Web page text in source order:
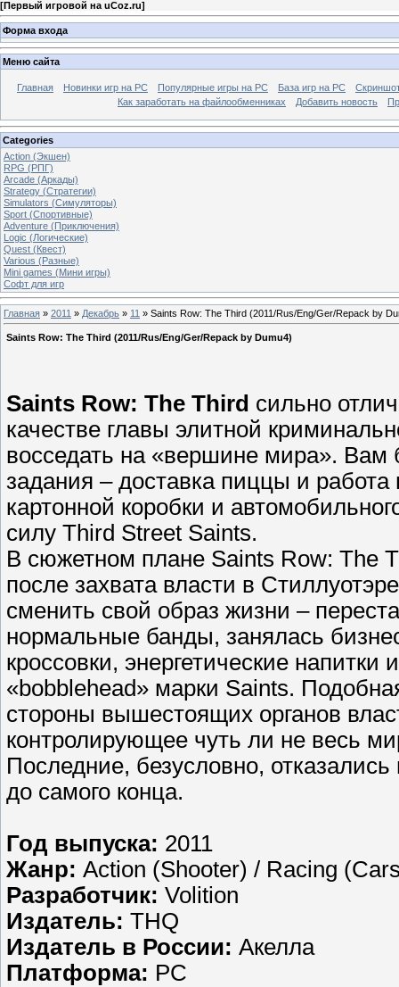
[Первый игровой на uCoz.ru]
Форма входа
Меню сайта
Главная Новинки игр на PC Популярные игры на PC База игр на РС
Как заработать на файлообменниках
Добавить новость
Categories
Action (Экшен)
RPG (РПГ)
Arcade (Аркады)
Strategy (Стратегии)
Simulators (Симуляторы)
Sport (Спортивные)
Adventure (Приключения)
Logic (Логические)
Quest (Квест)
Various (Разные)
Mini games (Мини игры)
Софт для игр
Главная » 2011 » Декабрь » 11 » Saints Row: The Third (2011/Rus/Eng/Ger/Repack by
Saints Row: The Third (2011/Rus/Eng/Ger/Repack by Dumu4)
Saints Row: The Third сильно
качестве главы элитной
восседать на «вершине мира». Вам
задания – доставка пиццы и
картонной коробки и
силу Third Street Saints.
В сюжетном плане Saints Row: The
после захвата власти в
сменить свой образ жизни –
нормальные банды, занялась
кроссовки, энергетические
«bobblehead» марки Saints.
стороны вышестоящих органов
контролирующее чуть ли не весь
Последние, безусловно,
до самого конца.
Год выпуска: 2011
Жанр: Action (Shooter) / Racing
Разработчик: Volition
Издатель: THQ
Издатель в России: Акелла
Платформа: PC